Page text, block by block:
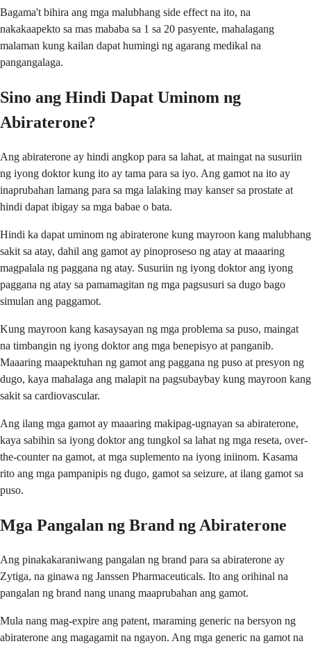
Bagama't bihira ang mga malubhang side effect na ito, na
nakakaapekto sa mas mababa sa 1 sa 20 pasyente, mahalagang
malaman kung kailan dapat humingi ng agarang medikal na
pangangalaga.
Sino ang Hindi Dapat Uminom ng
Abiraterone?
Ang abiraterone ay hindi angkop para sa lahat, at maingat na susuriin
ng iyong doktor kung ito ay tama para sa iyo. Ang gamot na ito ay
inaprubahan lamang para sa mga lalaking may kanser sa prostate at
hindi dapat ibigay sa mga babae o bata.
Hindi ka dapat uminom ng abiraterone kung mayroon kang malubhang
sakit sa atay, dahil ang gamot ay pinoproseso ng atay at maaaring
magpalala ng paggana ng atay. Susuriin ng iyong doktor ang iyong
paggana ng atay sa pamamagitan ng mga pagsusuri sa dugo bago
simulan ang paggamot.
Kung mayroon kang kasaysayan ng mga problema sa puso, maingat
na timbangin ng iyong doktor ang mga benepisyo at panganib.
Maaaring maapektuhan ng gamot ang paggana ng puso at presyon ng
dugo, kaya mahalaga ang malapit na pagsubaybay kung mayroon kang
sakit sa cardiovascular.
Ang ilang mga gamot ay maaaring makipag-ugnayan sa abiraterone,
kaya sabihin sa iyong doktor ang tungkol sa lahat ng mga reseta, over-
the-counter na gamot, at mga suplemento na iyong iniinom. Kasama
rito ang mga pampanipis ng dugo, gamot sa seizure, at ilang gamot sa
puso.
Mga Pangalan ng Brand ng Abiraterone
Ang pinakakaraniwang pangalan ng brand para sa abiraterone ay
Zytiga, na ginawa ng Janssen Pharmaceuticals. Ito ang orihinal na
pangalan ng brand nang unang maaprubahan ang gamot.
Mula nang mag-expire ang patent, maraming generic na bersyon ng
abiraterone ang magagamit na ngayon. Ang mga generic na gamot na